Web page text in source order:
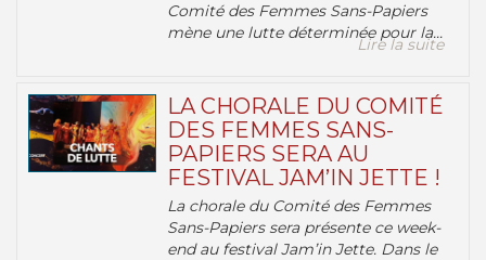
Comité des Femmes Sans-Papiers
mène une lutte déterminée pour la...
Lire la suite
LA CHORALE DU COMITÉ
DES FEMMES SANS-
PAPIERS SERA AU
FESTIVAL JAM’IN JETTE !
La chorale du Comité des Femmes
Sans-Papiers sera présente ce week-
end au festival Jam’in Jette. Dans le